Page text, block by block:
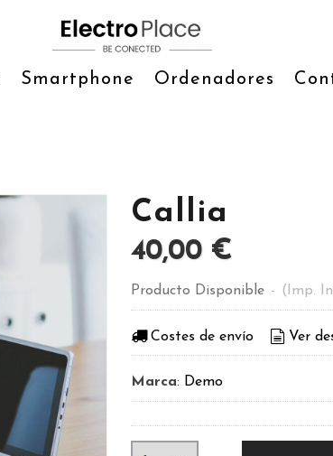
Smartphone Ordenadores
Callia
40,00 €
Producto Disponible - (Imp.
Costes de envío Ver
Marca: Demo